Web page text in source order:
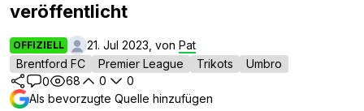
veröffentlicht
OFFIZIELL 21. Jul 2023, von Pat
Brentford FC
Premier League Trikots
Umbro
0
68 0
0
Als bevorzugte Quelle hinzufügen